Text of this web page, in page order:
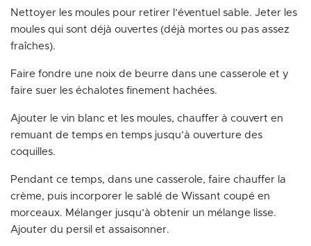
Nettoyer les moules pour retirer l’éventuel sable. Jeter les
moules qui sont déjà ouvertes (déjà mortes ou pas assez
fraîches).
Faire fondre une noix de beurre dans une casserole et y
faire suer les échalotes finement hachées.
Ajouter le vin blanc et les moules, chauffer à couvert en
remuant de temps en temps jusqu’à ouverture des
coquilles.
Pendant ce temps, dans une casserole, faire chauffer la
crème, puis incorporer le sablé de Wissant coupé en
morceaux. Mélanger jusqu’à obtenir un mélange lisse.
Ajouter du persil et assaisonner.